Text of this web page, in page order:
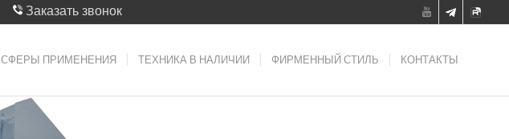
Заказать звонок
СФЕРЫ ПРИМЕНЕНИЯ ТЕХНИКА В НАЛИЧИИ ФИРМЕННЫЙ СТИЛЬ КОНТАКТЫ